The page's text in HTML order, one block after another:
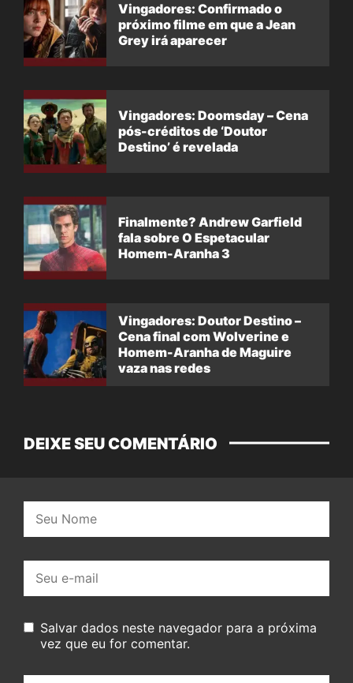
Vingadores: Confirmado o
próximo filme em que a Jean
Grey irá aparecer
Vingadores: Doomsday – Cena
pós-créditos de ‘Doutor
Destino’ é revelada
Finalmente? Andrew Garfield
fala sobre O Espetacular
Homem-Aranha 3
Vingadores: Doutor Destino –
Cena final com Wolverine e
Homem-Aranha de Maguire
vaza nas redes
DEIXE SEU COMENTÁRIO
mail:
Salvar dados neste navegador para a próxima
vez que eu for comentar.